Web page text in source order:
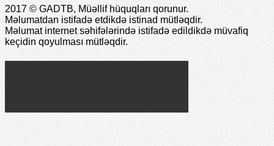
2017 © GADTB, Müəllif hüquqları qorunur.
Məlumatdan istifadə etdikdə istinad mütləqdir.
Məlumat internet səhifələrində istifadə edildikdə müvafiq
keçidin qoyulması mütləqdir.